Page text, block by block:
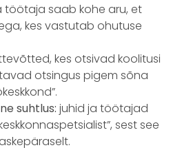
töötaja saab kohe aru, et
kes vastutab ohutuse
kes otsivad koolitusi
otsingus pigem sõna
suhtlus: juhid ja töötajad
sest see